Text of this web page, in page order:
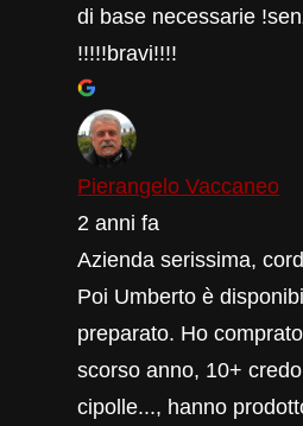
di base necessarie
!!!!!bravi!!!!
Pierangelo Vaccaneo
2 anni fa
Azienda serissima,
Poi Umberto è
preparato. Ho
scorso anno, 10+
cipolle..., hanno